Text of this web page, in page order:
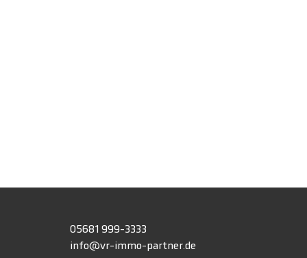
05681 999-3333
info@vr-immo-partner.de